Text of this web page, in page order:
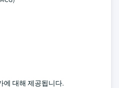
에 대해 제공됩니다.